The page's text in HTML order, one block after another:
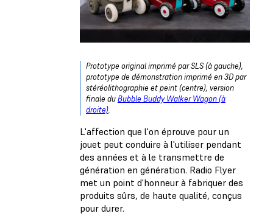
Prototype original imprimé par SLS (à gauche),
prototype de démonstration imprimé en 3D par
stéréolithographie et peint (centre), version
finale duBubble Buddy Walker Wagon (à
droite).
L'affection que l'on éprouve pour un
jouet peut conduire à l'utiliser pendant
des années et à le transmettre de
génération en génération. Radio Flyer
met un point d'honneur à fabriquer des
produits sûrs, de haute qualité, conçus
pour durer.